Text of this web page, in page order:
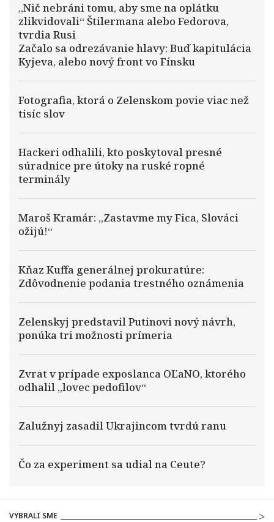
„Nič nebráni tomu, aby sme na oplátku
zlikvidovali“ Štilermana alebo Fedorova,
tvrdia Rusi
Začalo sa odrezávanie hlavy: Buď kapitulácia
Kyjeva, alebo nový front vo Fínsku
Fotografia, ktorá o Zelenskom povie viac než
tisíc slov
Hackeri odhalili, kto poskytoval presné
súradnice pre útoky na ruské ropné
terminály
Maroš Kramár: „Zastavme my Fica, Slováci
ožijú!“
Kňaz Kuffa generálnej prokuratúre:
Zdôvodnenie podania trestného oznámenia
Zelenskyj predstavil Putinovi nový návrh,
ponúka tri možnosti prímeria
Zvrat v prípade exposlanca OĽaNO, ktorého
odhalil „lovec pedofilov“
Zalužnyj zasadil Ukrajincom tvrdú ranu
Čo za experiment sa udial na Ceute?
VYBRALI SME